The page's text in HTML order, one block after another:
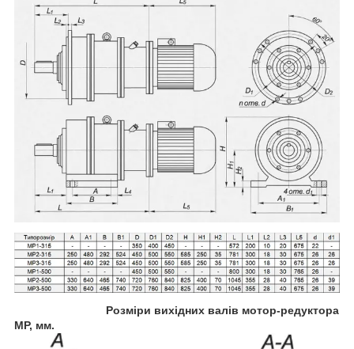
Розміри вихідних валів мотор-редуктора
МР, мм.